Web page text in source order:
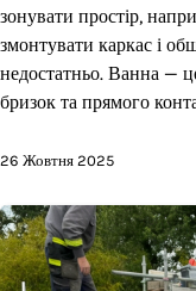
зонувати простір,
змонтувати каркас і
недостатньо. Ванна —
бризок та прямого
26 Жовтня 2025